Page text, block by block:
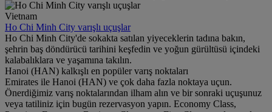
Vietnam
Ho Chi Minh City varışlı uçuşlar
Ho Chi Minh City'de sokakta satılan yiyeceklerin tadına bakın,
şehrin baş döndürücü tarihini keşfedin ve yoğun gürültüsü içindeki
kalabalıklara ve yaşamına takılın.
Hanoi (HAN) kalkışlı en popüler varış noktaları
Emirates ile Hanoi (HAN) ve çok daha fazla noktaya uçun.
Önerdiğimiz varış noktalarından ilham alın ve bir sonraki uçuşunuz
veya tatiliniz için bugün rezervasyon yapın. Economy Class,